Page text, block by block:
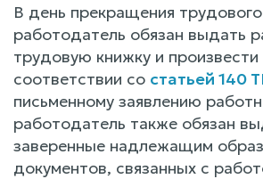
В день прекращения
работодатель обязан выдать
трудовую книжку и
соответствии со статьей 140
письменному заявлению
работодатель также обязан
заверенные надлежащим
документов, связанных с